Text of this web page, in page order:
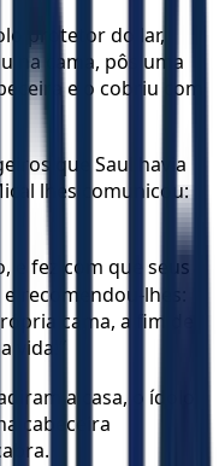
protetor do lar,
na cama, pôs uma
e o cobriu com
que Saul havia
lhes comunicou:
e fez com que seus
recomendou-lhes:
cama, a fim de
a casa, o ídolo
cabeceira